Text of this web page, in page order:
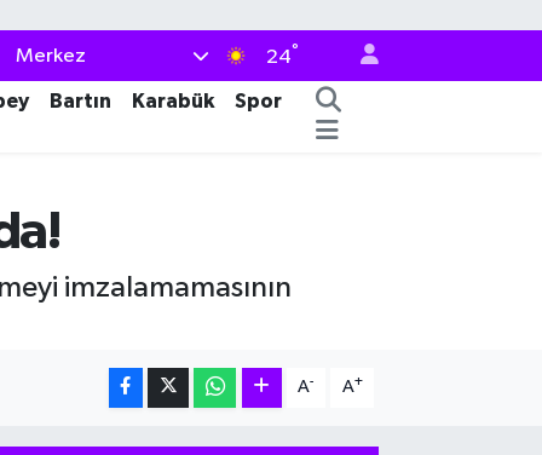
Merkez 24°
Bartın Karabük
Spor
imzalamamasının
A- A+